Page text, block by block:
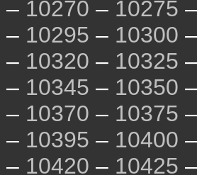
– 10270 – 10275
– 10295 – 10300
– 10320 – 10325
– 10345 – 10350
– 10370 – 10375
– 10395 – 10400
– 10420 – 10425